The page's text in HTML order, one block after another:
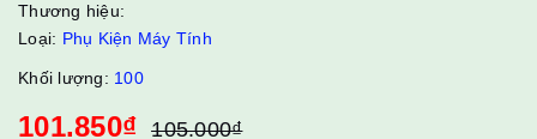
Thương hiệu:
Loại: Phụ Kiện Máy Tính
Khối lượng: 100
101.850₫ 105.000₫